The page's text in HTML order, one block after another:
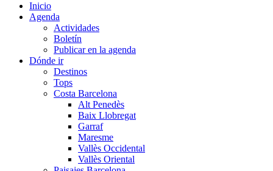
Inicio
Agenda
Actividades
Boletín
Publicar en la agenda
Dónde ir
Destinos
Tops
Costa Barcelona
Alt Penedès
Baix Llobregat
Garraf
Maresme
Vallès Occidental
Vallès Oriental